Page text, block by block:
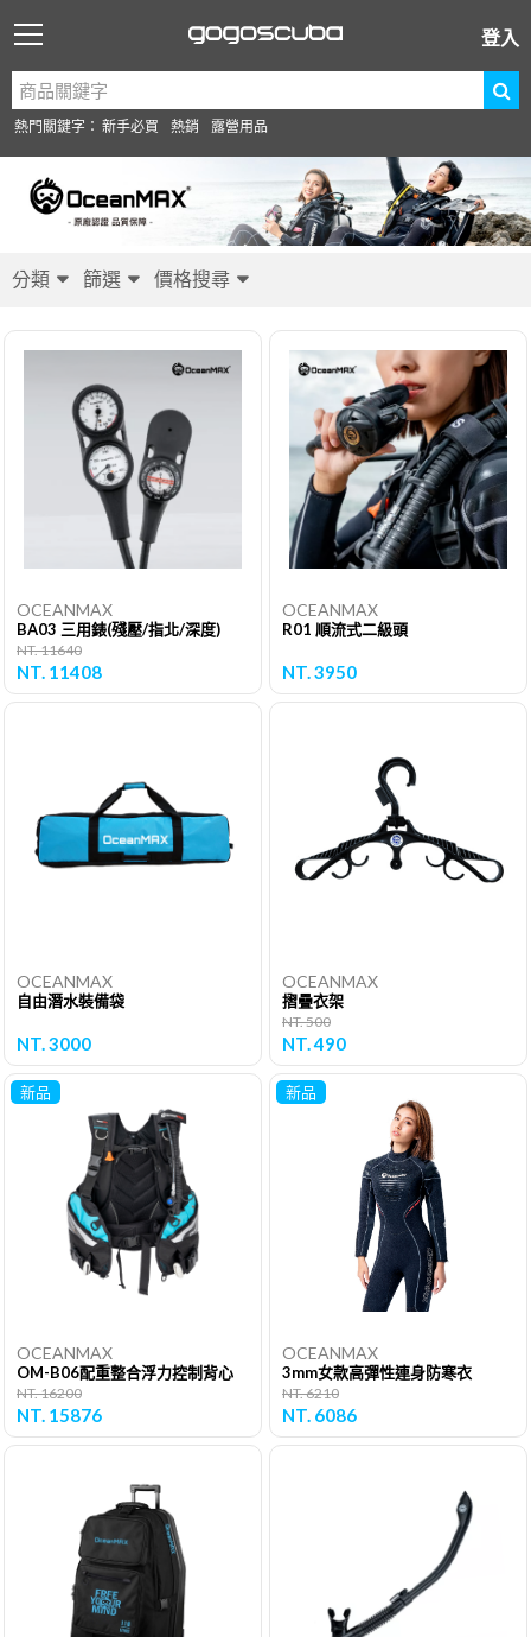
登入
熱門關鍵字： 新手必買 熱銷 露營用品
分類 篩選 價格搜尋
OCEANMAX
BA03 三用錶(殘壓/指北/深度)
NT. 11640
NT. 11408
OCEANMAX
R01 順流式二級頭
NT. 3950
OCEANMAX
自由潛水裝備袋
NT. 3000
OCEANMAX
摺疊衣架
NT. 500
NT. 490
新品
OCEANMAX
OM-B06配重整合浮力控制背心
NT. 16200
NT. 15876
新品
OCEANMAX
3mm女款高彈性連身防寒衣
NT. 6210
NT. 6086